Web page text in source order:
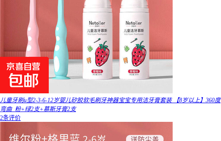
儿童牙刷u型2-3-6-12岁婴儿矽胶软毛刷牙神器宝宝专用洁牙膏套装 【8岁以上】360度
弯曲_粉+绿2支+慕斯牙膏2支
2条评价